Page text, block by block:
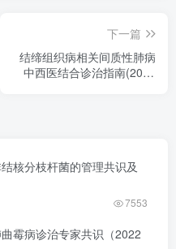
下一篇
结缔组织病相关间质性肺病
中西医结合诊治指南(2025
核分枝杆菌的管理共识及
7553
霉病诊治专家共识（2022